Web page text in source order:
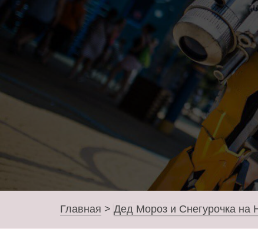
Главная > Дед Мороз и Снегурочка на